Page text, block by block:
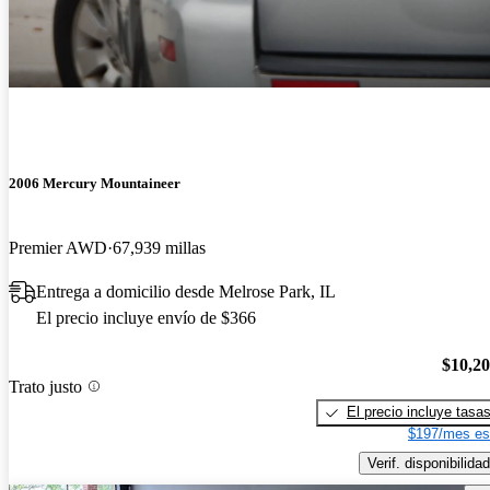
2006 Mercury Mountaineer
Premier AWD 67,939 millas
Entrega a domicilio desde Melrose Park, IL
El precio incluye envío de $366
Trato justo
El precio incluye tasas
$197/mes
Verif. disponibilidad